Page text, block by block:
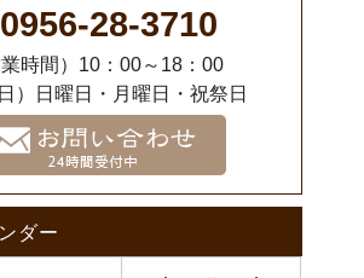
0956-28-3710
業時間）10：00～18：00
）日曜日・月曜日・祝祭日
ダー